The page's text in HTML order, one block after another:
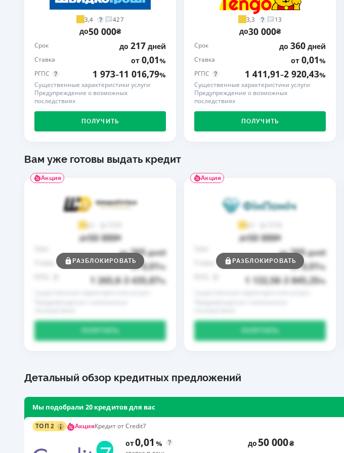
3,4 427
до50 000₴
Срок до 217 дней
Ставка от 0,01%
РГПС 1 973–11 016,79%
Существенные характеристики услуги
Предупреждение о возможных
последствиях
ПОЛУЧИТЬ
3,3 13
до30 000₴
Срок до 360 дней
Ставка от 0,01%
РГПС 1 411,91–2 920,43%
Существенные характеристики услуги
Предупреждение о возможных
последствиях
ПОЛУЧИТЬ
Вам уже готовы выдать кредит
Акция
4,1
до50 000₴
до 365дней
от0,01%
1 265,8 3 435,87%
РАЗБЛОКИРОВАТЬ
Акция
4,7
до50 000₴
до 365дней
от0,01%
1 132,58 3 845,25%
РАЗБЛОКИРОВАТЬ
Детальный обзор кредитных предложений
Мы подобрали 20 кредитов для вас
ТОП 2 АкцияКредит от Credit7
от0,01 % до50 000₴